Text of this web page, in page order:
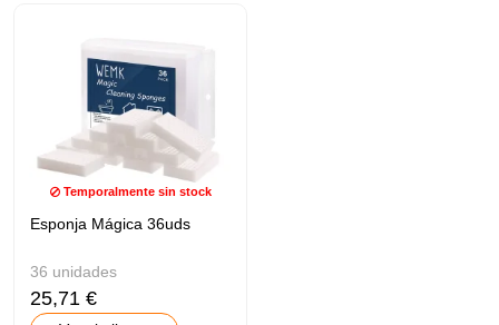
Temporalmente sin stock
Esponja Mágica 36uds
36 unidades
25,71 €